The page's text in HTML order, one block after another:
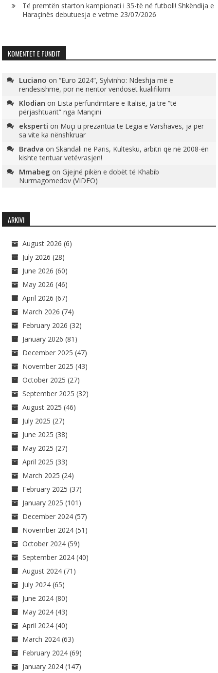
Të premtën starton kampionati i 35-të në futboll! Shkëndija e
Haraçinës debutuesja e vetme 23/07/2026
KOMENTET E FUNDIT
Luciano on“Euro 2024”, Sylvinho: Ndeshja më e
rëndësishme, por në nëntor vendoset kualifikimi
Klodian on Lista përfundimtare e Italisë, ja tre “të
përjashtuarit” nga Mançini
eksperti on Muçi u prezantua te Legia e Varshavës, ja për
sa vite ka nënshkruar
Bradva onSkandali në Paris, Kultesku, arbitri që në 2008-ën
kishte tentuar vetëvrasjen!
Mmabeg onGjejnë pikën e dobët të Khabib
Nurmagomedov (VIDEO)
ARKIVI
August 2026 (6)
July 2026 (28)
June 2026 (60)
May 2026 (46)
April 2026 (67)
March 2026 (74)
February 2026 (32)
January 2026 (81)
December 2025 (47)
November 2025 (43)
October 2025 (27)
September 2025 (32)
August 2025 (46)
July 2025 (27)
June 2025 (38)
May 2025 (27)
April 2025 (33)
March 2025 (24)
February 2025 (37)
January 2025 (101)
December 2024 (57)
November 2024 (51)
October 2024 (59)
September 2024 (40)
August 2024 (71)
July 2024 (65)
June 2024 (80)
May 2024 (43)
April 2024 (40)
March 2024 (63)
February 2024 (69)
January 2024 (147)